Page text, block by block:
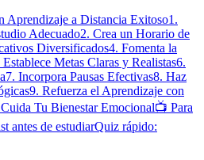
Aprendizaje a Distancia Exitoso1.
Adecuado2. Crea un Horario de
Diversificados4. Fomenta la
Establece Metas Claras y Realistas6.
7. Incorpora Pausas Efectivas8. Haz
9. Refuerza el Aprendizaje con
Tu Bienestar Emocional📺 Para
antes de estudiarQuiz rápido: